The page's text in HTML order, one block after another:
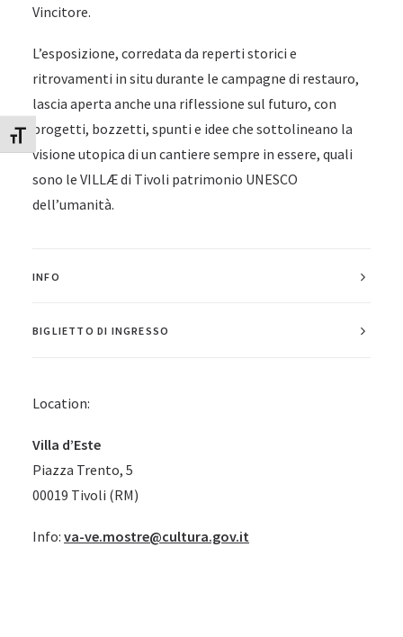
Attiva/disattiva dimensione testo
Location:
Villa d’Este
Piazza Trento, 5
00019 Tivoli (RM)
Info: va-ve.mostre@cultura.gov.it
Vincitore.
L’esposizione, corredata da reperti storici e
ritrovamenti in situ durante le campagne di restauro,
lascia aperta anche una riflessione sul futuro, con
progetti, bozzetti, spunti e idee che sottolineano la
visione utopica di un cantiere sempre in essere, quali
sono le VILLÆ di Tivoli patrimonio UNESCO
dell’umanità.
INFO
BIGLIETTO DI INGRESSO